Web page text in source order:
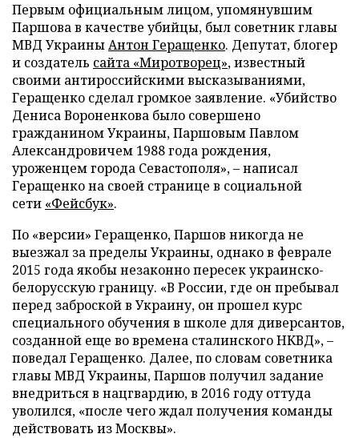
Первым официальным лицом, упомянувшим
Паршова в качестве убийцы, был советник главы
МВД УкраиныАнтон Геращенко. Депутат, блогер
и создатель сайта «Миротворец», известный
своими антироссийскими высказываниями,
Геращенко сделал громкое заявление. «Убийство
Дениса Вороненкова было совершено
гражданином Украины, Паршовым Павлом
Александровичем 1988 года рождения,
уроженцем города Севастополя», – написал
Геращенко на своей странице в социальной
сети «Фейсбук».
По «версии» Геращенко, Паршов никогда не
выезжал за пределы Украины, однако в феврале
2015 года якобы незаконно пересек украинско-
белорусскую границу. «В России, где он пребывал
перед заброской в Украину, он прошел курс
специального обучения в школе для диверсантов,
созданной еще во времена сталинского НКВД», –
поведал Геращенко. Далее, по словам советника
главы МВД Украины, Паршов получил задание
внедриться в нацгвардию, в 2016 году оттуда
уволился, «после чего ждал получения команды
действовать из Москвы».